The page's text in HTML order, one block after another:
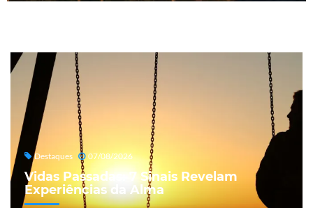
Destaques 07/08/2026
Vidas Passadas: 7 Sinais Revelam
Experiências da Alma